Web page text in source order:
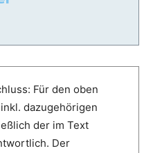
Für den oben
dazugehörigen
der im Text
Der